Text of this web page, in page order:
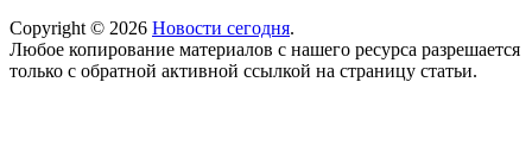
Copyright © 2026 Новости сегодня.
Любое копирование материалов с нашего ресурса разрешается
только с обратной активной ссылкой на страницу статьи.